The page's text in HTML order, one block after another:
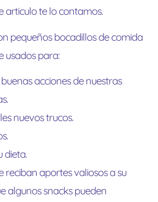
articulo te lo contamos.
pequeños bocadillos de comida
usados para:
acciones de nuestras
nuevos trucos.
dieta.
reciban aportes valiosos a su
algunos snacks pueden